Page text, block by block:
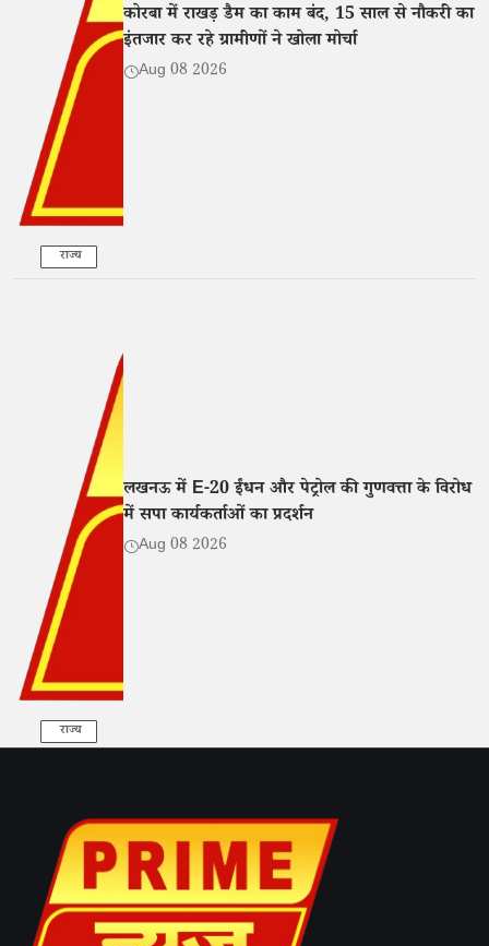
राज्य
कोरबा में राखड़ डैम का काम बंद, 15 साल से नौकरी का
इंतजार कर रहे ग्रामीणों ने खोला मोर्चा
Aug 08 2026
राज्य
लखनऊ में E-20 ईंधन और पेट्रोल की गुणवत्ता के विरोध
में सपा कार्यकर्ताओं का प्रदर्शन
Aug 08 2026